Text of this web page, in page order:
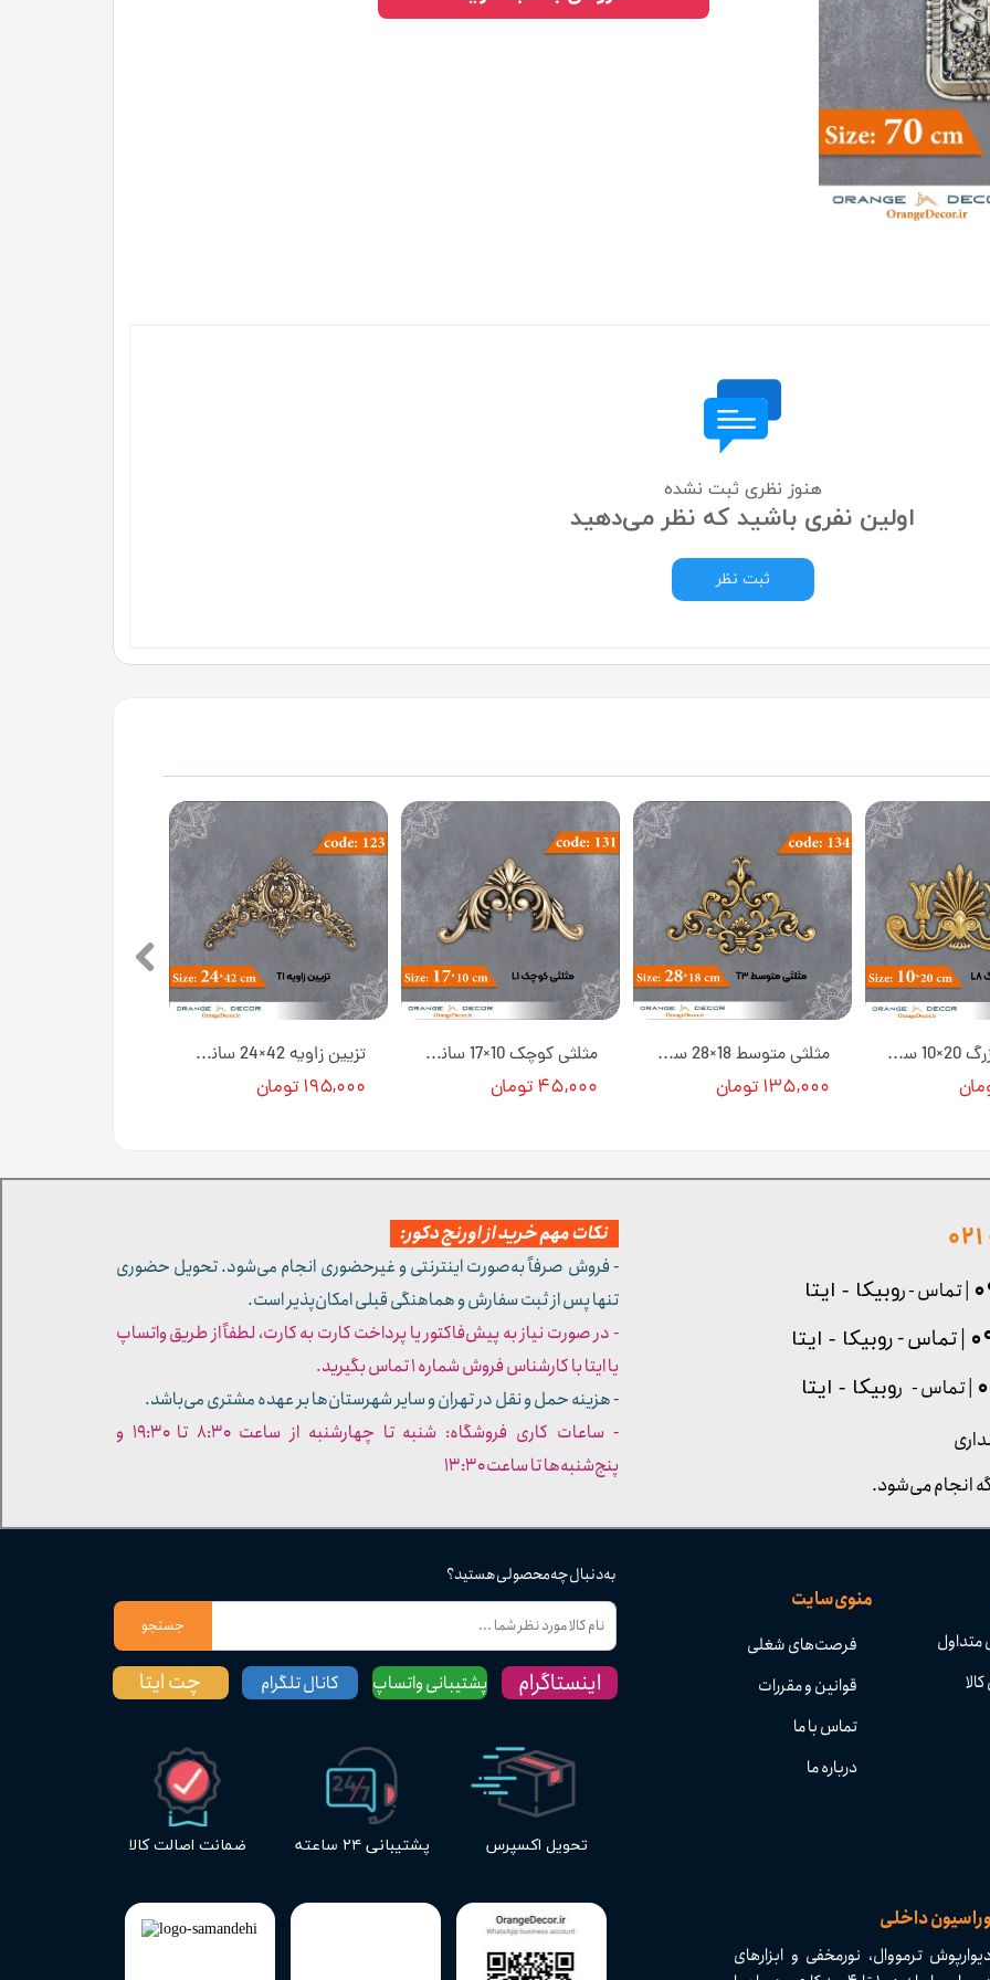
هنوز نظری ثبت نشده
اولین نفری باشید که نظر می‌دهید
ثبت نظر
تزیین زاویه 42×24 سانت T1 کد 123 جنس پلی استایرن [انبار اصفهان]
۱۹۵,۰۰۰ تومان
مثلثی کوچک 10×17 سانت L1 کد 131 جنس پلی استایرن [انبار اصفهان]
۴۵,۰۰۰ تومان
مثلثی متوسط 18×28 سانت T3 کد 134 جنس پلی استایرن [انبار اصفهان]
۱۳۵,۰۰۰ تومان
گل کاجی بزرگ 20×10 سانت L3 کد 169 جنس پلی استایرن [انبار اصفهان]
داخلی
تحویل اکسپرس پشتیبانی ۲۴ ساعته ضمانت اصالت کالا
منوی سایت
فرصت‌های شغلی
قوانین و مقررات
تماس با ما
درباره ما
به دنبال چه محصولی هستید؟
جستجو
ترمووال، نورمخفی و ابزارهای
پشتیبانی واتساپ چت ایتا کانال تلگرام اینستاگرام
| تماس - روبیکا - ایتا
نکات مهم خرید از اورنج دکور:
- فروش صرفاً به‌صورت اینترنتی و غیرحضوری انجام می‌شود. تحویل حضوری
تنها پس از ثبت سفارش و هماهنگی قبلی امکان‌پذیر است.
- در صورت نیاز به پیش‌فاکتور یا پرداخت کارت به کارت، لطفاً از طریق واتساپ
یا ایتا با کارشناس فروش شماره ۱ تماس بگیرید.
- هزینه حمل و نقل در تهران و سایر شهرستان‌ها بر عهده مشتری می‌باشد.
- ساعات کاری فروشگاه: شنبه تا چهارشنبه از ساعت ۸:۳۰ تا ۱۹:۳۰ و
پنج‌شنبه‌ها تا ساعت ۱۳:۳۰​​​​​​​
| تماس - روبیکا - ایتا
| تماس - روبیکا - ایتا
انجام می‌شود.